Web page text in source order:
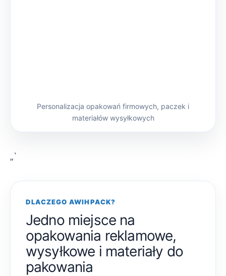
Personalizacja opakowań firmowych, paczek i
materiałów wysyłkowych
„`
DLACZEGO AWIHPACK?
Jedno miejsce na
opakowania reklamowe,
wysyłkowe i materiały do
pakowania